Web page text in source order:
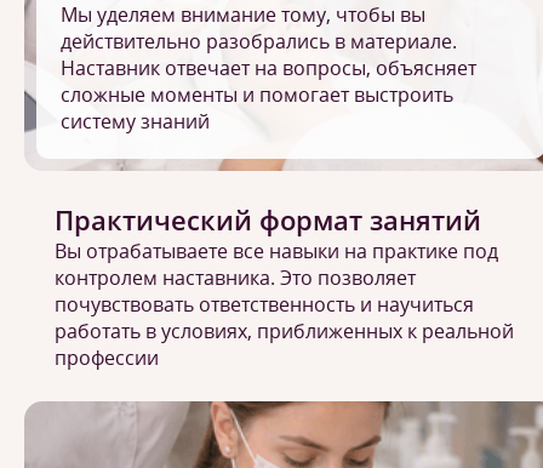
Мы уделяем внимание тому, чтобы вы
действительно разобрались в материале.
Наставник отвечает на вопросы, объясняет
сложные моменты и помогает выстроить
систему знаний
Практический формат занятий
Вы отрабатываете все навыки на практике под
контролем наставника. Это позволяет
почувствовать ответственность и научиться
работать в условиях, приближенных к реальной
профессии